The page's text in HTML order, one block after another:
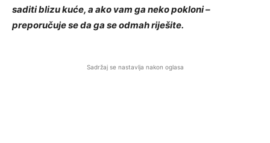
saditi blizu kuće, a ako vam ga neko pokloni –
preporučuje se da ga se odmah riješite.
Sadržaj se nastavlja nakon oglasa